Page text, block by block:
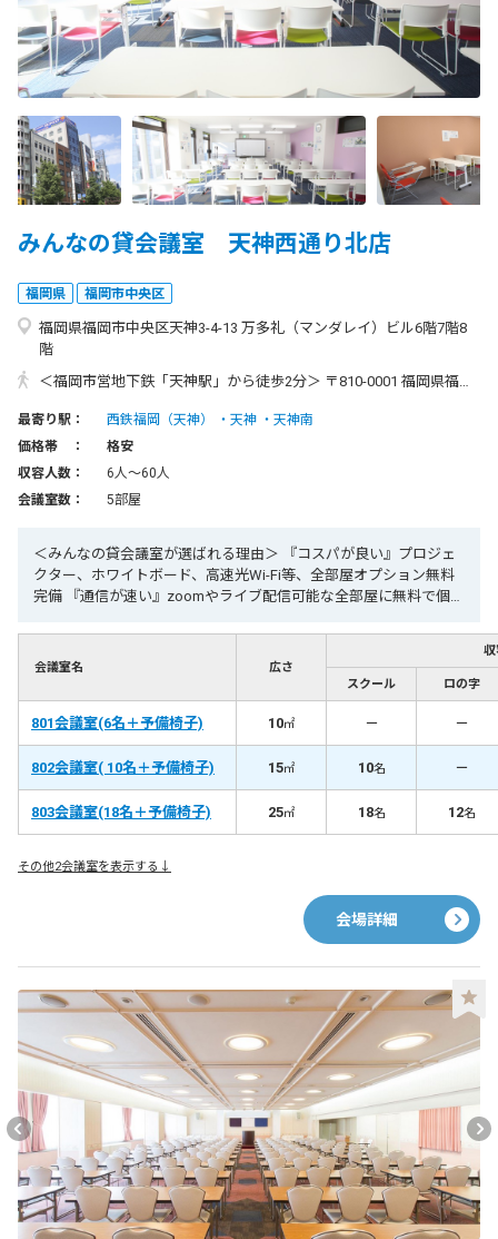
みんなの貸会議室 天神西通り北店
福岡県 福岡市中央区
福岡県福岡市中央区天神3-4-13 万多礼（マンダレイ）ビル6階7階8
階
＜福岡市営地下鉄「天神駅」から徒歩2分＞ 〒810-0001 福岡県福岡市中央区天神3丁目4番13号 万多礼ビル 6階7階8階 ・電車でお越しの場合 地下鉄空港線「天神駅」1番出口より徒歩2分 または西鉄天神大牟田線「福岡(天神)駅」北口より徒歩5分 ・新幹線「博多駅」からお越しの場合 「博多駅」より、地下鉄空港線利用で「天神駅」まで約5分 ・福岡空港からお越しの場合 「福岡空港駅」より、地下鉄空港線利用で「天神駅」まで約10分
最寄り駅： 西鉄福岡（天神） 天神
天神南
価格帯 ：
格安
収容人数：
6人〜60人
会議室数：
5部屋
＜みんなの貸会議室が選ばれる理由＞ 『コスパが良い』プロジェ
クター、ホワイトボード、高速光Wi-Fi等、全部屋オプション無料
完備 『通信が速い』zoomやライブ配信可能な全部屋に無料で個別
WEB予約で今すぐ使えます 『集まりやすい』博多駅・天神駅徒歩
圏内、飛行機、新幹線、地下鉄、JR、西鉄で集まりやすい 【リピ
ート率90%超】 ★天神駅2分 ★24時間利用可能！最短1分後から利
用可能 ★高速光Wi-Fiやプロジェクター等全て無料 みんなの貸会議
室『天神西通り北店・別館』は、福岡市の天神駅すぐの２４時間
営業、プロジェクターなどオプション無料で６人～最大50人ま
で、6部屋ございます。高速光通信完備で会議、セミナー、研修、
説明会、各種イベントなど、幅広い用途でご利用いただいており
ます
会議室名 広さ
収
スクール ロの字
801会議室(6名＋予備椅子) 10㎡ － －
802会議室( 10名＋予備椅子) 15㎡ 10名 －
803会議室(18名＋予備椅子) 25㎡ 18名 12名
その他2会議室を表示する↓
会場詳細